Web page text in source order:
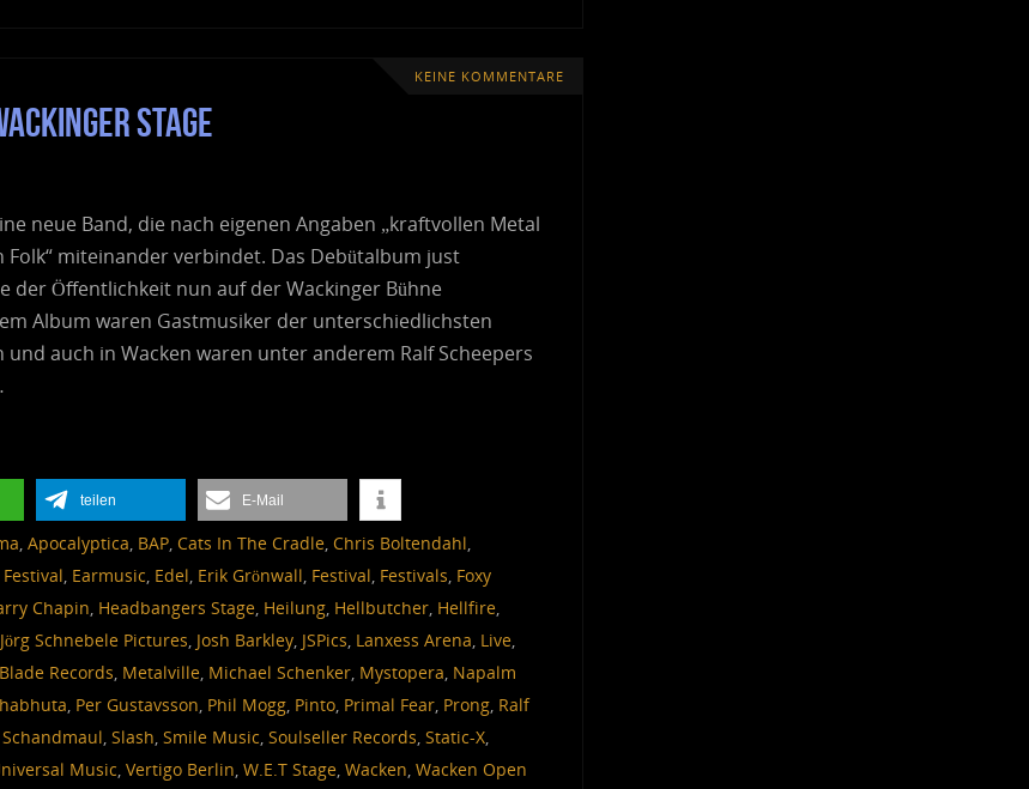
KEINE KOMMENTARE
Stage
neue Band, die nach eigenen Angaben „kraftvollen Metal
miteinander verbindet. Das Debütalbum just
der Öffentlichkeit nun auf der Wackinger Bühne
Album waren Gastmusiker der unterschiedlichsten
auch in Wacken waren unter anderem Ralf Scheepers
teilen E-Mail
, Apocalyptica, BAP, Cats In The Cradle, Chris Boltendahl,
, Earmusic, Edel, Erik Grönwall, Festival, Festivals, Foxy
Chapin, Headbangers Stage, Heilung, Hellbutcher, Hellfire,
Jörg Schnebele Pictures, Josh Barkley, JSPics, Lanxess Arena, Live,
Records, Metalville, Michael Schenker, Mystopera, Napalm
, Per Gustavsson, Phil Mogg, Pinto, Primal Fear, Prong, Ralf
Schandmaul, Slash, Smile Music, Soulseller Records, Static-X,
Music, Vertigo Berlin, W.E.T Stage, Wacken, Wacken Open